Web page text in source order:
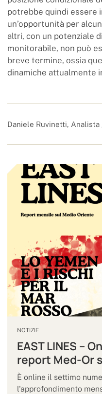
potrebbe quindi essere
un’opportunità per
altri, con un potenziale
monitorabile, non può
breve termine, ossia
dinamiche attualmente
Daniele Ruvinetti,
NOTIZIE
EAST LINES –
report Med-Or
È online il settimo
l'approfondimento